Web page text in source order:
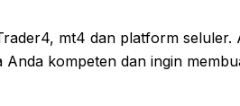
mt4 dan platform seluler.
kompeten dan ingin